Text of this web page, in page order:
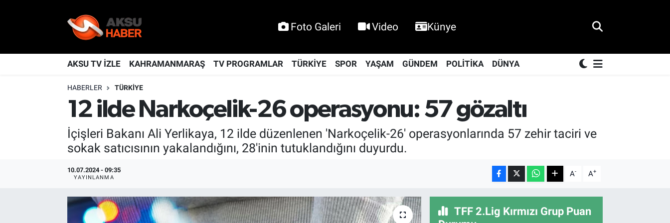
Foto Galeri Video Künye
AKSU TV İZLE KAHRAMANMARAŞ TV PROGRAMLAR TÜRKİYE SPOR YAŞAM GÜNDEM POLİTİKA DÜNYA
HABERLER TÜRKİYE
12 ilde Narkoçelik-26 operasyonu: 57 gözaltı
İçişleri Bakanı Ali Yerlikaya, 12 ilde düzenlenen 'Narkoçelik-26' operasyonlarında 57 zehir taciri ve
sokak satıcısının yakalandığını, 28'inin tutuklandığını duyurdu.
10.07.2024 - 09:35
YAYINLANMA A- A+
TFF 2.Lig Kırmızı Grup Puan
KAHRAMANMARAŞ
Nöbetçi Eczaneler
Hava Durumu
Kahramanmaraş Namaz Vakitleri
Trafik Durumu
TFF 2.Lig Kırmızı Grup Puan Durumu ve Fikstür
Tüm Manşetler